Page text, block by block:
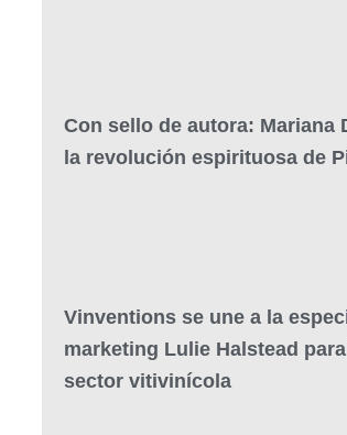
Con sello de autora: Mariana
la revolución espirituosa de
Vinventions se une a la
marketing Lulie Halstead
sector vitivinícola